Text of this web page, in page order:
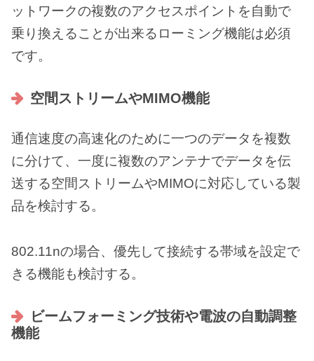
ットワークの複数のアクセスポイントを自動で
乗り換えることが出来るローミング機能は必須
です。
空間ストリームやMIMO機能
通信速度の高速化のために一つのデータを複数
に分けて、一度に複数のアンテナでデータを伝
送する空間ストリームやMIMOに対応している製
品を検討する。
802.11nの場合、優先して接続する帯域を設定で
きる機能も検討する。
ビームフォーミング技術や電波の自動調整
機能